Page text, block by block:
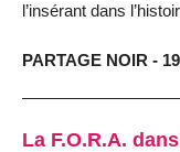
l’insérant dans
PARTAGE NOIR -
La F.O.R.A.